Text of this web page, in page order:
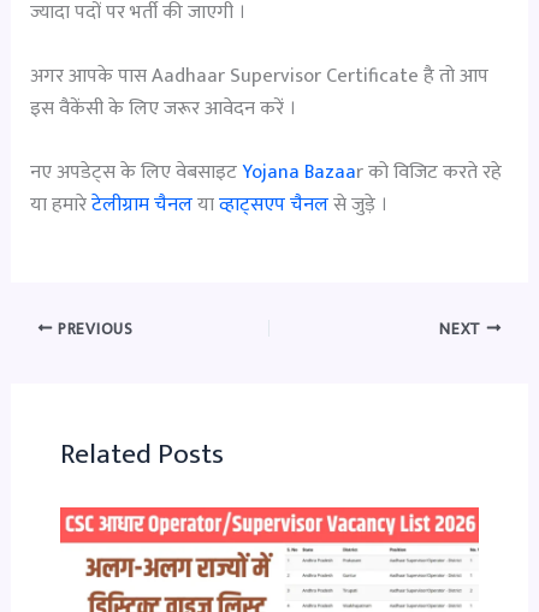
ज्यादा पदों पर भर्ती की जाएगी ।
अगर आपके पास Aadhaar Supervisor Certificate है तो आप
इस वैकेंसी के लिए जरूर आवेदन करें ।
नए अपडेट्स के लिए वेबसाइटYojana Bazaar को विजिट करते रहे
या हमारेटेलीग्राम चैनलयाव्हाट्सएप चैनलसे जुड़े ।
PREVIOUS NEXT
Related Posts